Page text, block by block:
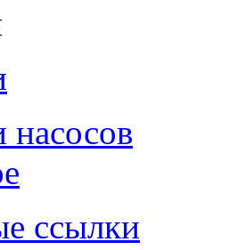
насосов
ссылки